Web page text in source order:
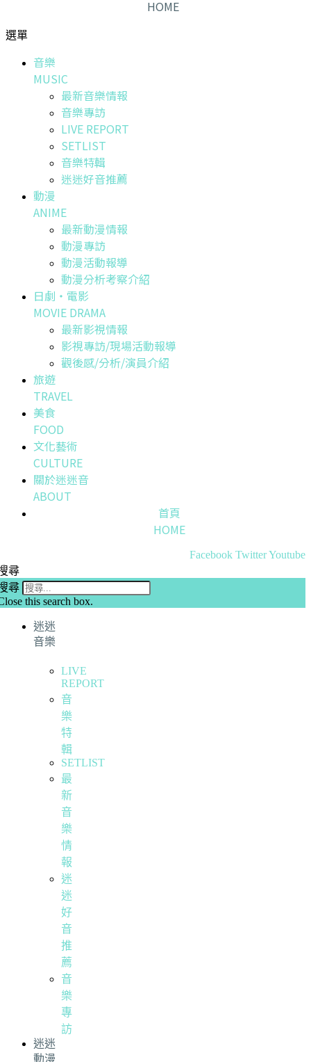
HOME
選單
音樂
MUSIC
最新音樂情報
音樂專訪
LIVE REPORT
SETLIST
音樂特輯
迷迷好音推薦
動漫
ANIME
最新動漫情報
動漫專訪
動漫活動報導
動漫分析考察介紹
日劇・電影
MOVIE DRAMA
最新影視情報
影視專訪/現場活動報導
觀後感/分析/演員介紹
旅遊
TRAVEL
美食
FOOD
文化藝術
CULTURE
關於迷迷音
ABOUT
首頁
HOME
Facebook TwitterYoutube
尋
尋
this search box.
迷迷
音樂
LIVE
REPORT
音
樂
特
輯
SETLIST
最
新
音
樂
情
報
迷
迷
好
音
推
薦
音
樂
專
訪
迷迷
動漫